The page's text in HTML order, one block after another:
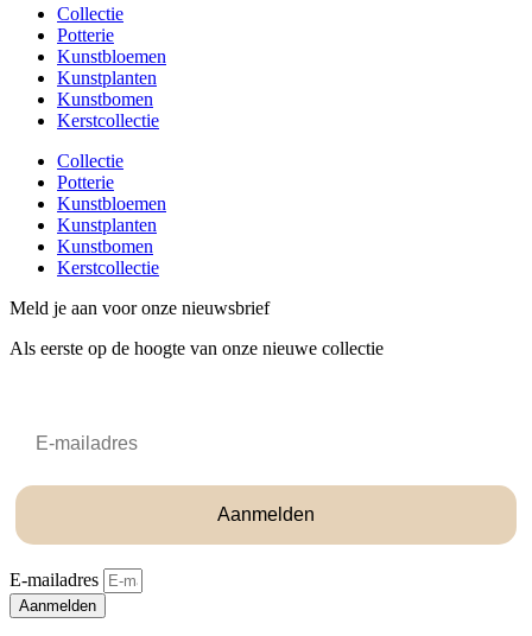
Collectie
Potterie
Kunstbloemen
Kunstplanten
Kunstbomen
Kerstcollectie
Collectie
Potterie
Kunstbloemen
Kunstplanten
Kunstbomen
Kerstcollectie
Meld je aan voor onze nieuwsbrief
Als eerste op de hoogte van onze nieuwe collectie
Aanmelden
E-mailadres
Aanmelden